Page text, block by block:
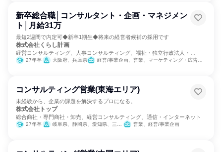
新卒総合職│コンサルタント・企画・マネジメン
ト│月給31万
最短2週間で内定可◆新卒1期生◆将来の経営者候補の採用です
株式会社くらし計画
経営コンサルティング、人事コンサルティング、福祉・独立行政法人・
NGO・NPO
27年卒 大阪府、兵庫県 経営/事業企画、営業、マーケティング・広告・宣伝
コンサルティング営業(東海エリア)
未経験から、企業の課題を解決するプロになる。
株式会社トップ
総合商社・専門商社・卸売、経営コンサルティング、通信・インターネット
27年卒 岐阜県、静岡県、愛知県、三重県 営業、経営/事業企画